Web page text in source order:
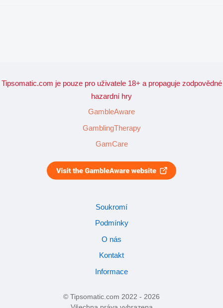
Tipsomatic.com je pouze pro uživatele 18+ a propaguje zodpovědné
hazardní hry
GambleAware
GamblingTherapy
GamCare
Soukromí
Podmínky
O nás
Kontakt
Informace
© Tipsomatic.com 2022 - 2026